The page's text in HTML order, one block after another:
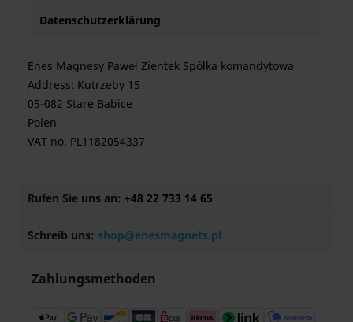
Datenschutzerklärung
Enes Magnesy Paweł Zientek Spółka komandytowa
Address: Kutrzeby 15
05-082 Stare Babice
Polen
VAT no. PL1182054337
Rufen Sie uns an: +48 22 733 14 65
Schreib uns: shop@enesmagnets.pl
Zahlungsmethoden